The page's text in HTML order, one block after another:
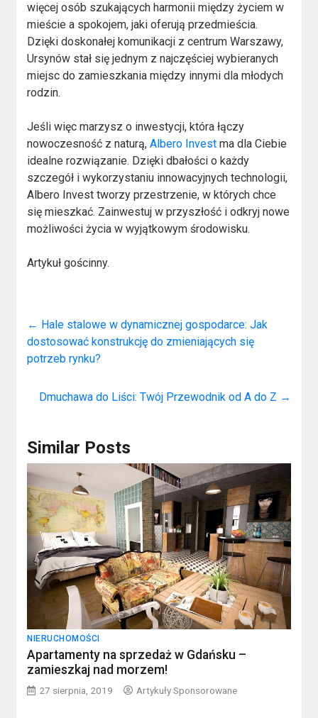
więcej osób szukających harmonii między życiem w
mieście a spokojem, jaki oferują przedmieścia.
Dzięki doskonałej komunikacji z centrum Warszawy,
Ursynów stał się jednym z najczęściej wybieranych
miejsc do zamieszkania między innymi dla młodych
rodzin.
Jeśli więc marzysz o inwestycji, która łączy
nowoczesność z naturą,Albero Invest ma dla Ciebie
idealne rozwiązanie. Dzięki dbałości o każdy
szczegół i wykorzystaniu innowacyjnych technologii,
Albero Invest tworzy przestrzenie, w których chce
się mieszkać. Zainwestuj w przyszłość i odkryj nowe
możliwości życia w wyjątkowym środowisku.
Artykuł gościnny.
← Hale stalowe w dynamicznej gospodarce: Jak
dostosować konstrukcję do zmieniających się
potrzeb rynku?
Dmuchawa do Liści: Twój Przewodnik od A do Z →
Similar Posts
NIERUCHOMOŚCI
Apartamenty na sprzedaż w Gdańsku –
zamieszkaj nad morzem!
27 sierpnia, 2019 Artykuły Sponsorowane